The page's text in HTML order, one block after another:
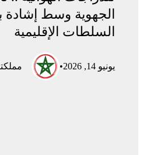
الجهوية وسط إشادة
السلطات الإقليمية
يونيو 14, 2026 •